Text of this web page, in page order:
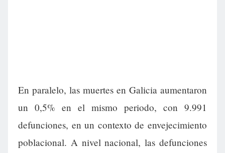
En paralelo, las muertes en Galicia aumentaron
un 0,5% en el mismo periodo, con 9.991
defunciones, en un contexto de envejecimiento
poblacional. A nivel nacional, las defunciones